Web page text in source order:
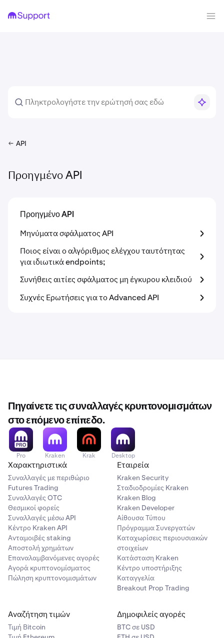
API
Προηγμένο API
Προηγμένο API
Μηνύματα σφάλματος API
Ποιος είναι ο αλγόριθμος ελέγχου ταυτότητας
για ιδιωτικά endpoints;
Συνήθεις αιτίες σφάλματος μη έγκυρου κλειδιού
Συχνές Ερωτήσεις για το Advanced API
Πηγαίνετε τις συναλλαγές κρυπτονομισμάτων
στο επόμενο επίπεδο.
Pro Kraken Krak Desktop
Χαρακτηριστικά
Συναλλαγές με περιθώριο
Futures Trading
Συναλλαγές OTC
Θεσμικοί φορείς
Συναλλαγές μέσω API
Κέντρο Kraken API
Ανταμοιβές staking
Αποστολή χρημάτων
Επαναλαμβανόμενες αγορές
Αγορά κρυπτονομίσματος
Πώληση κρυπτονομισμάτων
Εταιρεία
Kraken Security
Σταδιοδρομίες Kraken
Kraken Blog
Kraken Developer
Αίθουσα Τύπου
Πρόγραμμα Συνεργατών
Καταχωρίσεις περιουσιακών
στοιχείων
Κατάσταση Kraken
Κέντρο υποστήριξης
Καταγγελία
Breakout Prop Trading
Αναζήτηση τιμών
Τιμή Βitcoin
Δημοφιλείς αγορές
BTC σε USD